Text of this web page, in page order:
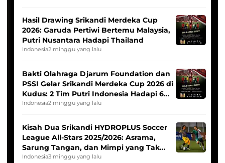
Hasil Drawing Srikandi Merdeka Cup
2026: Garuda Pertiwi Bertemu Malaysia,
Putri Nusantara Hadapi Thailand
Indonesia2 minggu yang lalu
Bakti Olahraga Djarum Foundation dan
PSSI Gelar Srikandi Merdeka Cup 2026 di
Kudus: 2 Tim Putri Indonesia Hadapi 6
Tim Asia
Indonesia2 minggu yang lalu
Kisah Dua Srikandi HYDROPLUS Soccer
League All-Stars 2025/2026: Asrama,
Sarung Tangan, dan Mimpi yang Tak
Pernah Padam
Indonesia3 minggu yang lalu